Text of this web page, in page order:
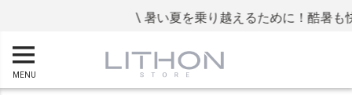
\ 暑い夏を乗り越えるために！酷暑も
MENU